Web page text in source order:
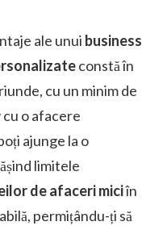
ale unui business
constă în
cu un minim de
o afacere
ajunge la o
limitele
de afaceri miciîn
permițându-ți să